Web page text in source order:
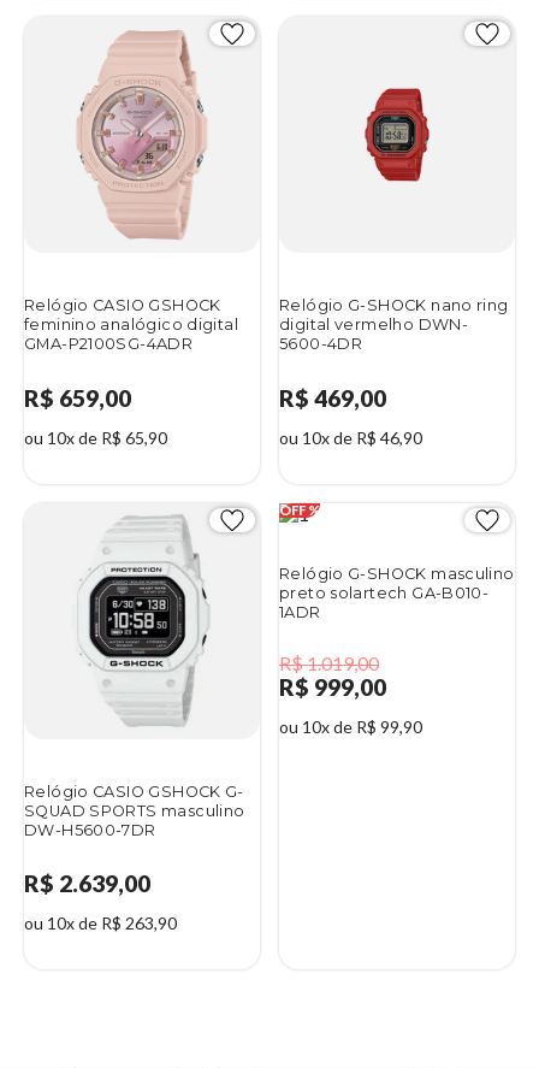
Relógio CASIO GSHOCK
feminino analógico digital
GMA-P2100SG-4ADR
R$ 659,00
ou 10x de R$ 65,90
Relógio G-SHOCK nano ring
digital vermelho DWN-
5600-4DR
R$ 469,00
ou 10x de R$ 46,90
Relógio CASIO GSHOCK G-
SQUAD SPORTS masculino
DW-H5600-7DR
R$ 2.639,00
ou 10x de R$ 263,90
Relógio G-SHOCK masculino
preto solartech GA-B010-
1ADR
R$ 1.019,00
R$ 999,00
ou 10x de R$ 99,90